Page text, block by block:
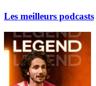
Les meilleurs podcasts